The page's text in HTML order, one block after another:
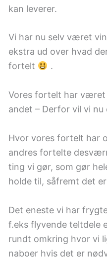
kan leverer.
Vi har nu selv været
ekstra ud over hvad
fortelt
.
Vores fortelt har været
andet – Derfor vil vi
Hvor vores fortelt har
andres fortelte
ting vi gør, som gør
holde til, såfremt det
Det eneste vi har
f.eks flyvende teltdele
rundt omkring hvor vi
naboer hvis det er